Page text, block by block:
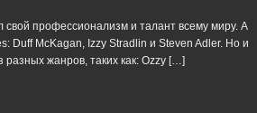
профессионализм и талант всему миру. А
Duff McKagan, Izzy Stradlin и Steven Adler. Но и
жанров, таких как: Ozzy […]